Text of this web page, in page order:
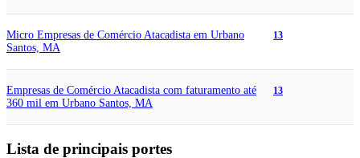
Micro Empresas de Comércio Atacadista em Urbano
Santos, MA
13
Empresas de Comércio Atacadista com faturamento até
360 mil em Urbano Santos, MA
13
Lista de principais portes